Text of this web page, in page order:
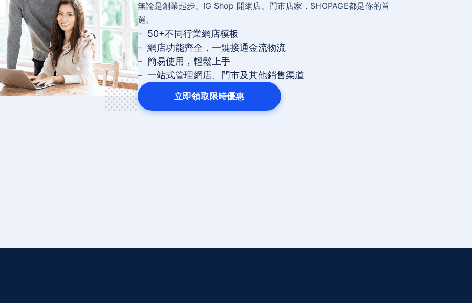
無論是創業起步、IG Shop 開網店、門市店家，SHOPAGE都是你的首
選。
50+不同行業網店模板
網店功能齊全，一鍵接通金流物流
簡易使用，輕鬆上手
一站式管理網店、門市及其他銷售渠道
立即領取限時優惠